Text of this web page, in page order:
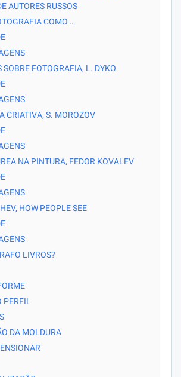
AUTORES RUSSOS
COMO …
SOBRE FOTOGRAFIA, L. DYKO
CRIATIVA, S. MOROZOV
NA PINTURA, FEDOR KOVALEV
HOW PEOPLE SEE
LIVROS?
PERFIL
DA MOLDURA